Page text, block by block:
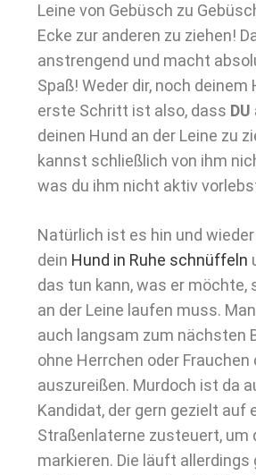
Leine von Gebüsch zu
Ecke zur anderen zu ziehen!
anstrengend und macht
Spaß! Weder dir, noch deinem
erste Schritt ist also, dass DU
deinen Hund an der Leine zu
kannst schließlich von ihm
was du ihm nicht aktiv
Natürlich ist es hin und
dein Hund in Ruhe schnüffeln
das tun kann, was er möchte,
an der Leine laufen muss.
auch langsam zum nächsten
ohne Herrchen oder Frauchen
auszureißen. Murdoch ist da
Kandidat, der gern gezielt auf
Straßenlaterne zusteuert, um
markieren. Die läuft allerdings